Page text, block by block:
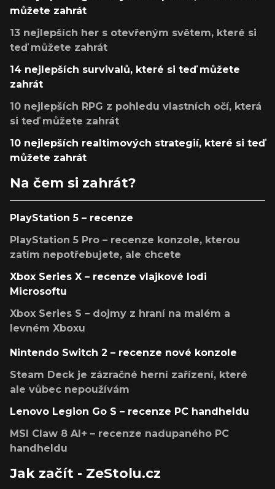
můžete zahrát
13 nejlepších her s otevřeným světem, které si
teď můžete zahrát
14 nejlepších survivalů, které si teď můžete
zahrát
10 nejlepších RPG z pohledu vlastních očí, která
si teď můžete zahrát
10 nejlepších realtimových strategií, které si teď
můžete zahrát
Na čem si zahrát?
PlayStation 5 – recenze
PlayStation 5 Pro – recenze konzole, kterou
zatím nepotřebujete, ale chcete
Xbox Series X – recenze vlajkové lodi
Microsoftu
Xbox Series S – dojmy z hraní na malém a
levném Xboxu
Nintendo Switch 2 – recenze nové konzole
Steam Deck je zázračné herní zařízení, které
ale vůbec nepoužívám
Lenovo Legion Go S – recenze PC handheldu
MSI Claw 8 AI+ – recenze nadupaného PC
handheldu
Jak začít - ZeStolu.cz